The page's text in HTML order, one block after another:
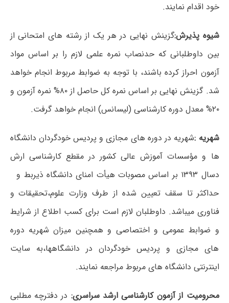
خود اقدام نمایند.
شیوه پذیرش:گزینش نهایی در هر یک از رشته های امتحانی از
بین داوطلبانی که حدنصاب نمره علمی لازم را بر اساس مواد
آزمون احراز کرده باشند، با توجه به ضوابط مربوط انجام خواهد
شد. گزینش نهایی بر اساس نمره کل حاصل از ۸۰% نمره آزمون و
۲۰% معدل دوره کارشناسی (لیسانس) انجام خواهد گرفت.
شهریه :شهریه در دوره های مجازی و پردیس خودگردان دانشگاه
ها و مؤسسات آموزش عالی کشور در مقطع کارشناسی ارش
دسال ۱۳۹۳ بر اساس مصوبات هیأت امنای دانشگاه ذیربط و
حداکثر تا سقف تعیین شده از طرف وزارت علوم،تحقیقات و
فناوری میباشد. داوطلبان لازم است برای کسب اطلاع از شرایط
و ضوابط عمومی و اختصاصی و همچنین میزان شهریه دوره
های مجازی و پردیس خودگردان در دانشگاهها،به سایت
اینترنتی دانشگاه های مربوط مراجعه نمایند.
محرومیت از آزمون کارشناسی ارشد سراسری: در دفترچه مطلبی